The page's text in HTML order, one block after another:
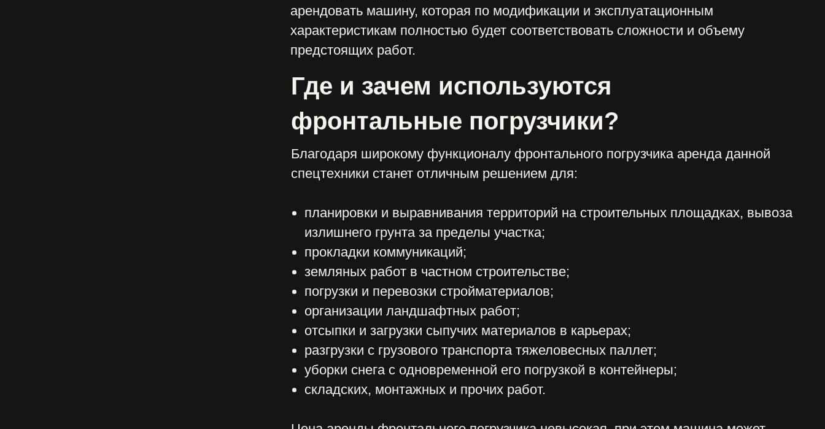
фронтальные погрузчики?
Благодаря широкому функционалу фронтального погрузчика аренда данной
спецтехники станет отличным решением для:
планировки и выравнивания территорий на строительных площадках, вывоза
излишнего грунта за пределы участка;
прокладки коммуникаций;
земляных работ в частном строительстве;
погрузки и перевозки стройматериалов;
организации ландшафтных работ;
разгрузки с грузового транспорта тяжеловесных паллет;
уборки снега с одновременной его погрузкой в контейнеры;
складских, монтажных и прочих работ.
Цена аренды фронтального погрузчика невысокая, при этом машина может
выполнять некоторые функции экскаватора и бульдозера. Мобильность и
компактность позволяет использовать спецтехнику в условиях городской
застройки и ограниченного пространства.
Где в Москве выгодно арендовать